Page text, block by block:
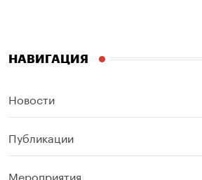
НАВИГАЦИЯ
Новости
Публикации
Мероприятия